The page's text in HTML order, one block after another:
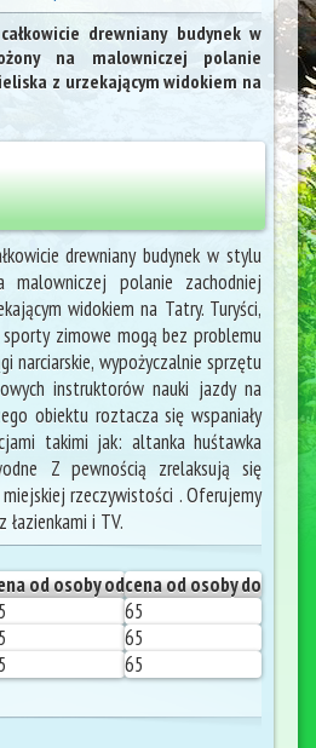
drewniany budynek w
na malowniczej polanie
z urzekającym widokiem na
drewniany budynek w stylu
malowniczej polanie zachodniej
widokiem na Tatry. Turyści,
zimowe mogą bez problemu
narciarskie, wypożyczalnie sprzętu
instruktorów nauki jazdy na
obiektu roztacza się wspaniały
takimi jak: altanka huśtawka
Z pewnością zrelaksują się
rzeczywistości . Oferujemy
i TV.
od osoby odcena od osoby do
65
65
65